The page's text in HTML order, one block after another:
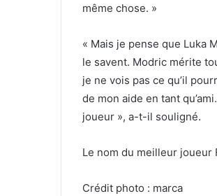
même chose. »
« Mais je pense que Luka
le savent. Modric mérite
je ne vois pas ce qu’il
de mon aide en tant
joueur », a-t-il souligné.
Le nom du meilleur joueur
Crédit photo : marca